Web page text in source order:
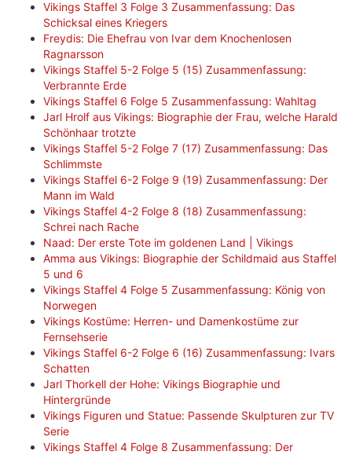
Vikings Staffel 3 Folge 3 Zusammenfassung: Das
Schicksal eines Kriegers
Freydis: Die Ehefrau von Ivar dem Knochenlosen
Ragnarsson
Vikings Staffel 5-2 Folge 5 (15) Zusammenfassung:
Verbrannte Erde
Vikings Staffel 6 Folge 5 Zusammenfassung: Wahltag
Jarl Hrolf aus Vikings: Biographie der Frau, welche Harald
Schönhaar trotzte
Vikings Staffel 5-2 Folge 7 (17) Zusammenfassung: Das
Schlimmste
Vikings Staffel 6-2 Folge 9 (19) Zusammenfassung: Der
Mann im Wald
Vikings Staffel 4-2 Folge 8 (18) Zusammenfassung:
Schrei nach Rache
Naad: Der erste Tote im goldenen Land | Vikings
Amma aus Vikings: Biographie der Schildmaid aus Staffel
5 und 6
Vikings Staffel 4 Folge 5 Zusammenfassung: König von
Norwegen
Vikings Kostüme: Herren- und Damenkostüme zur
Fernsehserie
Vikings Staffel 6-2 Folge 6 (16) Zusammenfassung: Ivars
Schatten
Jarl Thorkell der Hohe: Vikings Biographie und
Hintergründe
Vikings Figuren und Statue: Passende Skulpturen zur TV
Serie
Vikings Staffel 4 Folge 8 Zusammenfassung: Der